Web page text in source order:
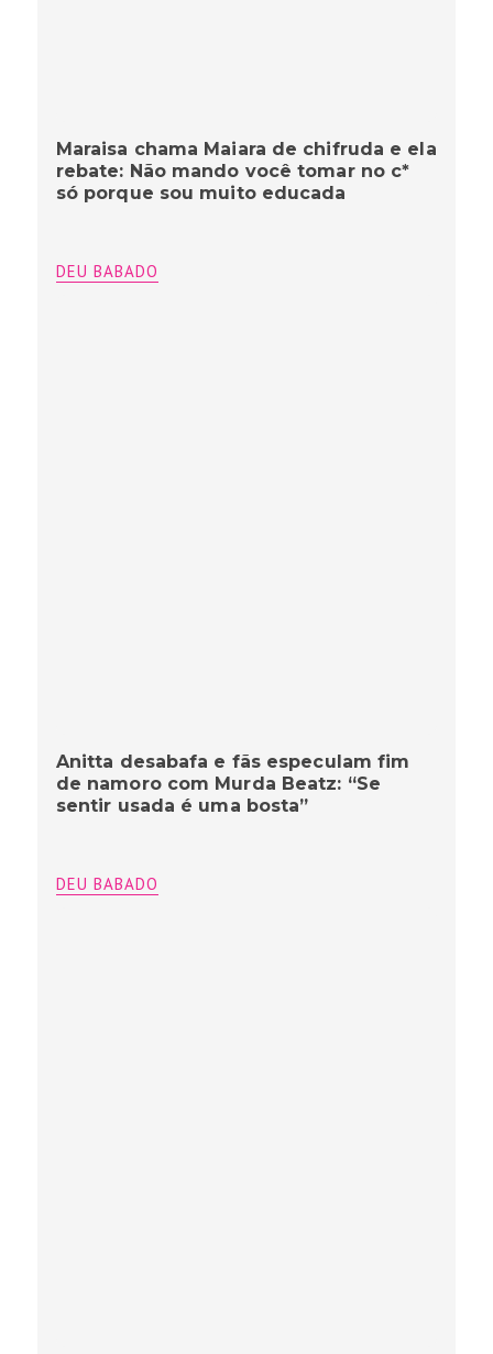
Maraisa chama Maiara de chifruda e ela
rebate: Não mando você tomar no c*
só porque sou muito educada
DEU BABADO
Anitta desabafa e fãs especulam fim
de namoro com Murda Beatz: “Se
sentir usada é uma bosta”
DEU BABADO